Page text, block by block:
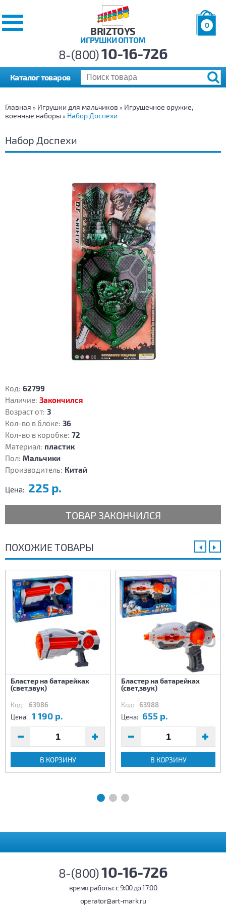
BRIZTOYS
ИГРУШКИ ОПТОМ
0
р.
8-(800)10-16-726
Каталог товаров
Главная » Игрушки для мальчиков » Игрушечное оружие,
военные наборы » Набор Доспехи
Набор Доспехи
Код: 62799
Наличие: Закончился
Возраст от: 3
Кол-во в блоке: 36
Кол-во в коробке: 72
Материал: пластик
Пол: Мальчики
Производитель: Китай
Цена: 225 р.
ТОВАР ЗАКОНЧИЛСЯ
ПОХОЖИЕ ТОВАРЫ
Бластер на батарейках
(свет,звук)
Код: 63986
Цена: 1 190 р.
В КОРЗИНУ
Бластер на батарейках
(свет,звук)
Код: 63988
Цена: 655 р.
В КОРЗИНУ
8-(800)10-16-726
время работы: c 9:00 до 17:00
operator@art-mark.ru